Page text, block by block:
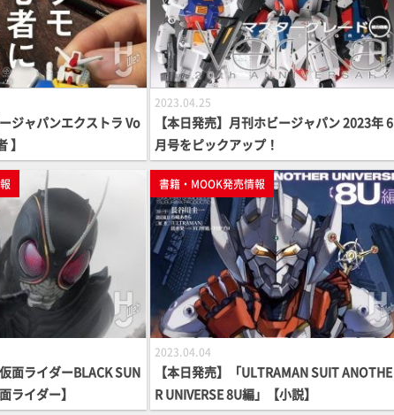
ジャパンエクストラ Vo
】
2023.04.25
【本日発売】月刊ホビージャパン 2023年 6
月号をピックアップ！
面ライダーBLACK SUN
ライダー】
書籍・MOOK発売情報
2023.04.04
【本日発売】「ULTRAMAN SUIT ANOTHE
R UNIVERSE 8U編」【小説】